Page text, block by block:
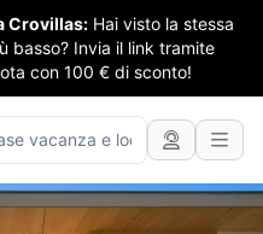
Crovillas: Hai visto la stessa
basso? Invia il link tramite
con 100 € di sconto!